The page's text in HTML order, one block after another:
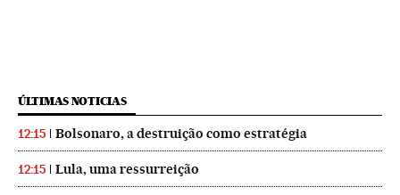
ÚLTIMAS NOTICIAS
12:15 Bolsonaro, a destruição como estratégia
12:15 Lula, uma ressurreição